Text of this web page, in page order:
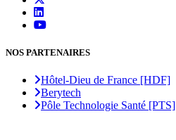
NOS PARTENAIRES
Hôtel-Dieu de France [HDF]
Berytech
Pôle Technologie Santé [PTS]